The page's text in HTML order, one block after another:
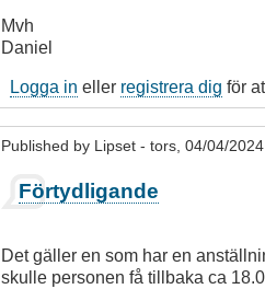
Mvh
Daniel
Logga in eller registrera dig för
Published by Lipset - tors, 04/04/
Förtydligande
Det gäller en som har en
skulle personen få tillbaka ca